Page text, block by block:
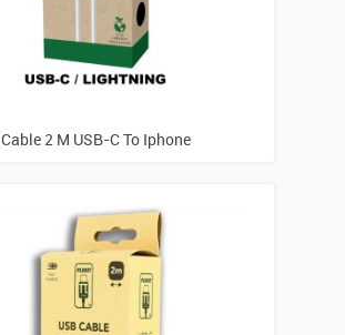
Cable 2 M USB-C To Iphone